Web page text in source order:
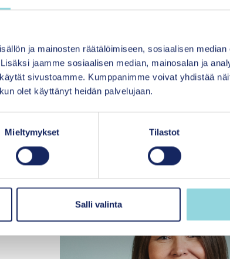
ja mainosten räätälöimiseen, sosiaalisen
jaamme sosiaalisen median, mainosalan ja
sivustoamme. Kumppanimme voivat yhdistää
olet käyttänyt heidän palvelujaan.
Mieltymykset Tilastot
Salli valinta
ja kokonaisvaltaista hyvinvointia.
tarvitsemaansa vaikuttavaa tukea.
olevansa täysivaltaisesti hyväksytty
itseisarvo: lapset saavat leikkiä, oppia ja